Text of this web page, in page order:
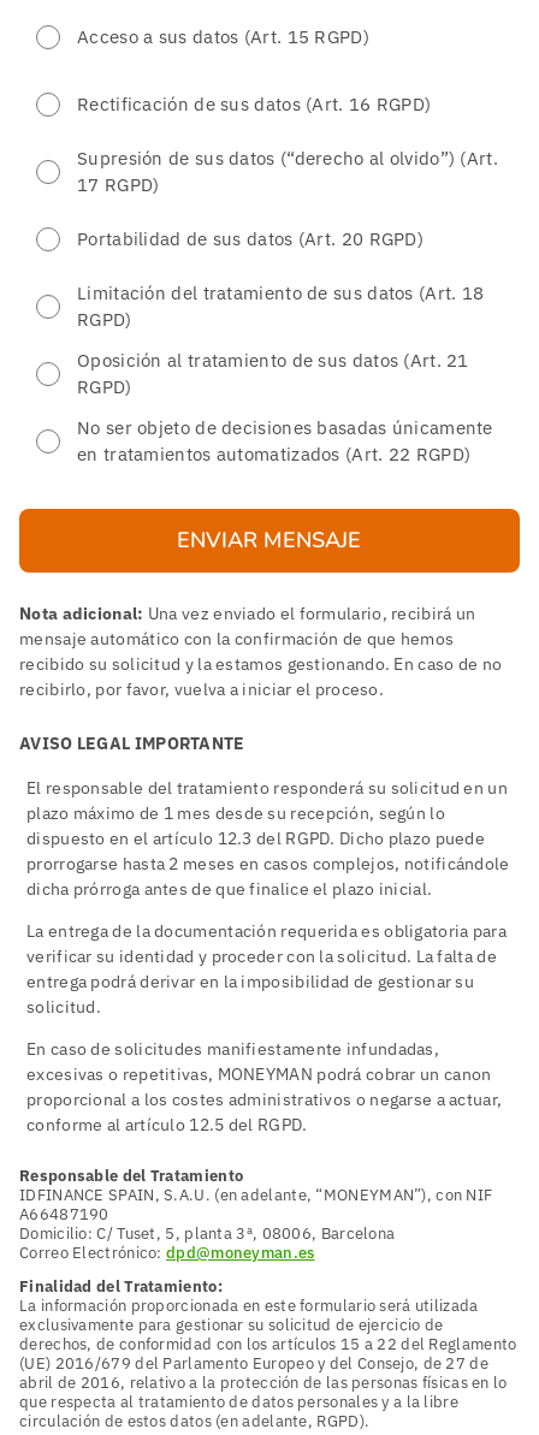
Acceso a sus datos (Art. 15 RGPD)
Rectificación de sus datos (Art. 16 RGPD)
Supresión de sus datos (“derecho al olvido”) (Art.
17 RGPD)
Portabilidad de sus datos (Art. 20 RGPD)
Limitación del tratamiento de sus datos (Art. 18
RGPD)
Oposición al tratamiento de sus datos (Art. 21
RGPD)
No ser objeto de decisiones basadas únicamente
en tratamientos automatizados (Art. 22 RGPD)
ENVIAR MENSAJE
Nota adicional: Una vez enviado el formulario, recibirá un
mensaje automático con la confirmación de que hemos
recibido su solicitud y la estamos gestionando. En caso de no
recibirlo, por favor, vuelva a iniciar el proceso.
AVISO LEGAL IMPORTANTE
El responsable del tratamiento responderá su solicitud en un
plazo máximo de 1 mes desde su recepción, según lo
dispuesto en el artículo 12.3 del RGPD. Dicho plazo puede
prorrogarse hasta 2 meses en casos complejos, notificándole
dicha prórroga antes de que finalice el plazo inicial.
La entrega de la documentación requerida es obligatoria para
verificar su identidad y proceder con la solicitud. La falta de
entrega podrá derivar en la imposibilidad de gestionar su
solicitud.
En caso de solicitudes manifiestamente infundadas,
excesivas o repetitivas, MONEYMAN podrá cobrar un canon
proporcional a los costes administrativos o negarse a actuar,
conforme al artículo 12.5 del RGPD.
Responsable del Tratamiento
IDFINANCE SPAIN, S.A.U. (en adelante, “MONEYMAN”), con NIF
A66487190
Domicilio: C/ Tuset, 5, planta 3ª, 08006, Barcelona
Correo Electrónico: dpd@moneyman.es
Finalidad del Tratamiento:
La información proporcionada en este formulario será utilizada
exclusivamente para gestionar su solicitud de ejercicio de
derechos, de conformidad con los artículos 15 a 22 del Reglamento
(UE) 2016/679 del Parlamento Europeo y del Consejo, de 27 de
abril de 2016, relativo a la protección de las personas físicas en lo
que respecta al tratamiento de datos personales y a la libre
circulación de estos datos (en adelante, RGPD).